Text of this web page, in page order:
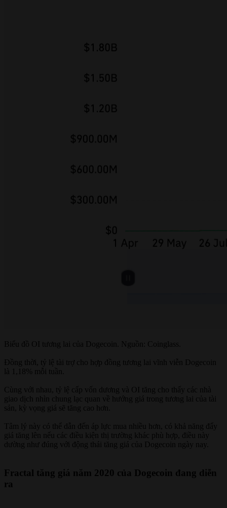
Biểu đồ OI tương lai của Dogecoin. Nguồn: Coinglass.
Đồng thời, tỷ lệ tài trợ cho hợp đồng tương lai vĩnh viễn Dogecoin
là 1,18% mỗi tuần.
Cùng với nhau, tỷ lệ cấp vốn dương và OI tăng cho thấy các nhà
giao dịch nhìn chung lạc quan về hướng giá trong tương lai của tài
sản, kỳ vọng giá sẽ tăng cao hơn.
Tâm lý này có thể dẫn đến áp lực mua nhiều hơn, có khả năng đẩy
giá tăng lên nếu các điều kiện thị trường khác phù hợp, điều này
dường như đúng với động thái tăng giá của Dogecoin ngày nay.
Fractal tăng giá năm 2020 của Dogecoin đang diễn
ra